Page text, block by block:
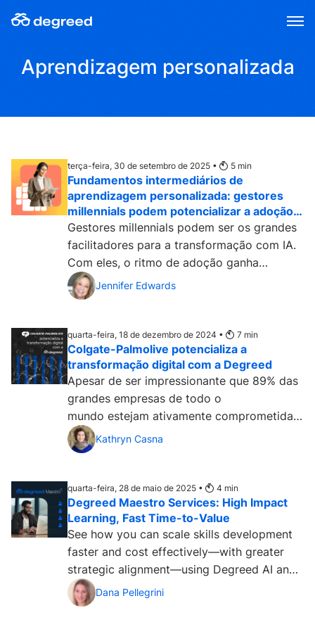
Aprendizagem personalizada
terça-feira, 30 de setembro de 2025 • 5 min
Fundamentos intermediários de
aprendizagem personalizada: gestores
millennials podem potencializar a adoção
da IA
Gestores millennials podem ser os grandes
facilitadores para a transformação com IA.
Com eles, o ritmo de adoção ganha
velocidade, aprimorando a personalização
da aprendizagem....
Jennifer Edwards
quarta-feira, 18 de dezembro de 2024 • 7 min
Colgate-Palmolive potencializa a
transformação digital com a Degreed
Apesar de ser impressionante que 89% das
grandes empresas de todo o
mundo estejam ativamente comprometidas
com a transformação digital e...
Kathryn Casna
quarta-feira, 28 de maio de 2025 • 4 min
Degreed Maestro Services: High Impact
Learning, Fast Time-to-Value
See how you can scale skills development
faster and cost effectively—with greater
strategic alignment—using Degreed AI and
expertise....Dana Pellegrini